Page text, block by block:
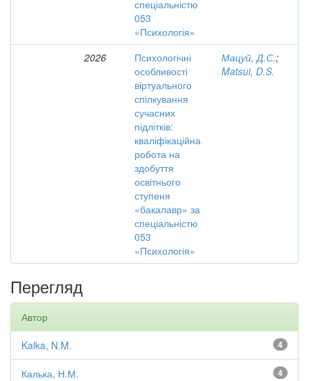
спеціальністю
053
«Психологія»
2026
Психологічні
особливості
віртуального
спілкування
сучасних
підлітків:
кваліфікаційна
робота на
здобуття
освітнього
ступеня
«бакалавр» за
спеціальністю
053
«Психологія»
Мацуй, Д.С.;
Matsui, D.S.
Перегляд
Автор
4
Kalka, N.M.
4
Калька, Н.М.